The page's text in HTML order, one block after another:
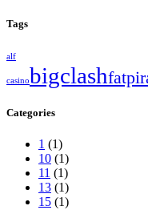
Tags
alf
casinobigclash
Categories
1 (1)
10 (1)
11 (1)
13 (1)
15 (1)